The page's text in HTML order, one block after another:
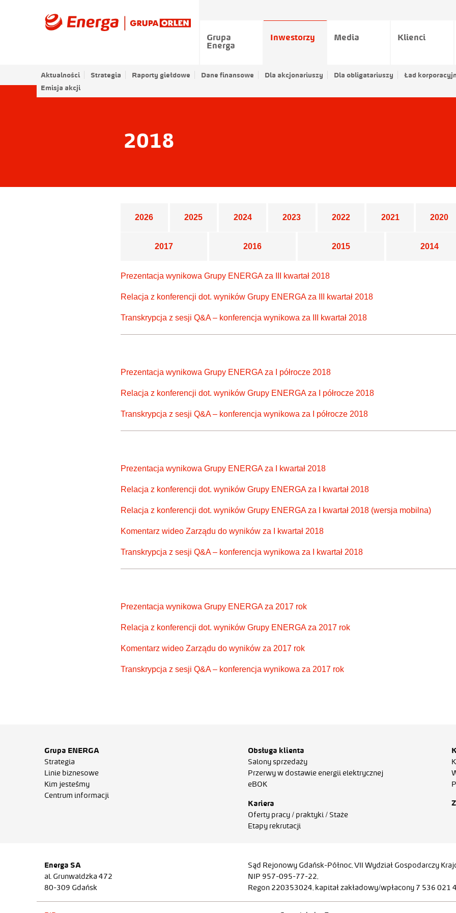
Grupa
Energa
Inwestorzy
Aktualności Strategia Raporty giełdowe Dane finansowe Dla akcjonariuszy Dla obligatariuszy
Ład
Emisja akcji
Media Klienci
2018
2026 2025 2024 2023 2022 2021 2020
2017 2016 2015 2014
Prezentacja wynikowa Grupy ENERGA za III kwartał 2018
Relacja z konferencji dot. wyników Grupy ENERGA za III kwartał 2018
Transkrypcja z sesji Q&A – konferencja wynikowa za III kwartał 2018
Prezentacja wynikowa Grupy ENERGA za I półrocze 2018
Relacja z konferencji dot. wyników Grupy ENERGA za I półrocze 2018
Transkrypcja z sesji Q&A – konferencja wynikowa za I półrocze 2018
Prezentacja wynikowa Grupy ENERGA za I kwartał 2018
Relacja z konferencji dot. wyników Grupy ENERGA za I kwartał 2018
Relacja z konferencji dot. wyników Grupy ENERGA za I kwartał 2018 (wersja mobilna)
Komentarz wideo Zarządu do wyników za I kwartał 2018
Transkrypcja z sesji Q&A – konferencja wynikowa za I kwartał 2018
Prezentacja wynikowa Grupy ENERGA za 2017 rok
Relacja z konferencji dot. wyników Grupy ENERGA za 2017 rok
Komentarz wideo Zarządu do wyników za 2017 rok
Transkrypcja z sesji Q&A – konferencja wynikowa za 2017 rok
Grupa ENERGA
Strategia
Linie biznesowe
Kim jesteśmy
Centrum informacji
Obsługa klienta
Salony sprzedaży
Przerwy w dostawie energii elektrycznej
eBOK
Kariera
Oferty pracy / praktyki / Staże
Etapy rekrutacji
Energa SA
al. Grunwaldzka 472
80-309 Gdańsk
Sąd Rejonowy Gdańsk-Północ, VII Wydział Gospodarczy
NIP 957-095-77-22,
Regon 220353024, kapitał zakładowy/wpłacony 7 536 021